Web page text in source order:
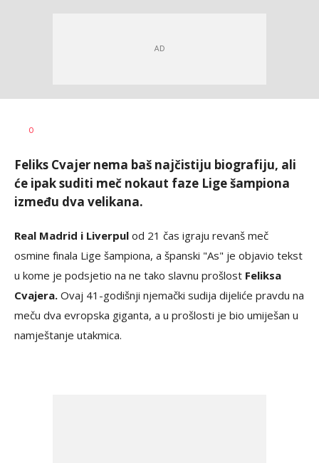
AUTOR
0
Feliks Cvajer nema baš najčistiju biografiju, ali
će ipak suditi meč nokaut faze Lige šampiona
između dva velikana.
Real Madrid i Liverpul od 21 čas igraju revanš meč
osmine finala Lige šampiona, a španski "As" je objavio tekst
u kome je podsjetio na ne tako slavnu prošlost Feliksa
Cvajera. Ovaj 41-godišnji njemački sudija dijeliće pravdu na
meču dva evropska giganta, a u prošlosti je bio umiješan u
namještanje utakmica.